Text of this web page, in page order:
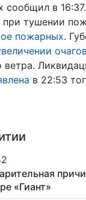
сообщил в
тушении
пожарных.
ветра.
в 22:53
«Гиант»